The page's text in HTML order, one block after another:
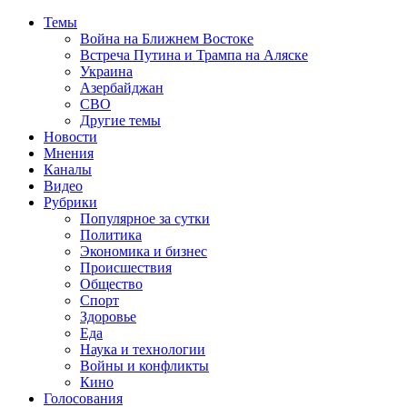
Темы
Война на Ближнем Востоке
Встреча Путина и Трампа на Аляске
Украина
Азербайджан
СВО
Другие темы
Новости
Мнения
Каналы
Видео
Рубрики
Популярное за сутки
Политика
Экономика и бизнес
Происшествия
Общество
Спорт
Здоровье
Еда
Наука и технологии
Войны и конфликты
Кино
Голосования